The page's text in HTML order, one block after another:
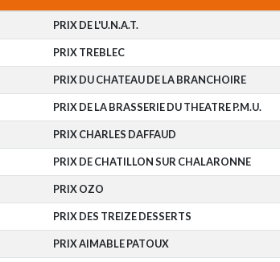
PRIX DE L'U.N.A.T.
PRIX TREBLEC
PRIX DU CHATEAU DE LA BRANCHOIRE
PRIX DE LA BRASSERIE DU THEATRE P.M.U.
PRIX CHARLES DAFFAUD
PRIX DE CHATILLON SUR CHALARONNE
PRIX OZO
PRIX DES TREIZE DESSERTS
PRIX AIMABLE PATOUX